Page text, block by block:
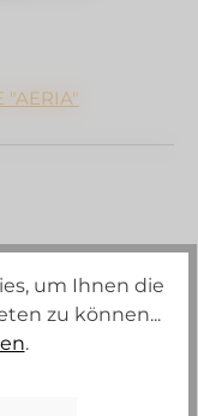
"AERIA"
um Ihnen die
zu können...
.